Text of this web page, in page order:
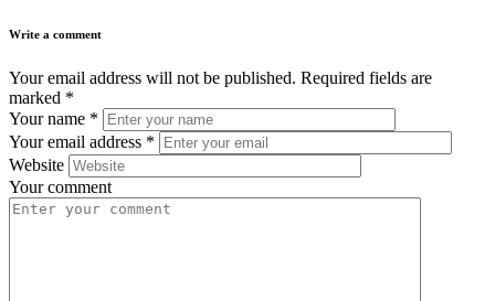
Write a comment
Your email address will not be published. Required fields are
marked *
Your name *
Your email address *
Website
Your comment